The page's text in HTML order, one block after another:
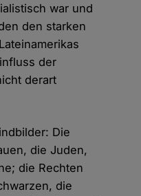
war und
den starken
der
derart
Die
die Juden,
die Rechten
die